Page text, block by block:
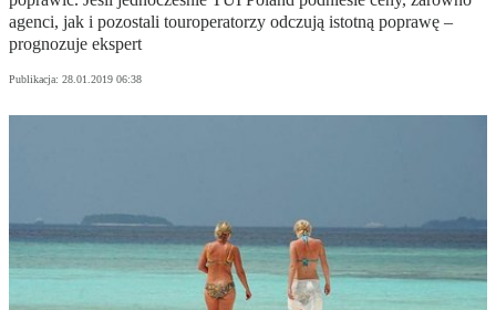
agenci, jak i pozostali touroperatorzy odczują istotną poprawę –
prognozuje ekspert
Publikacja: 28.01.2019 06:38